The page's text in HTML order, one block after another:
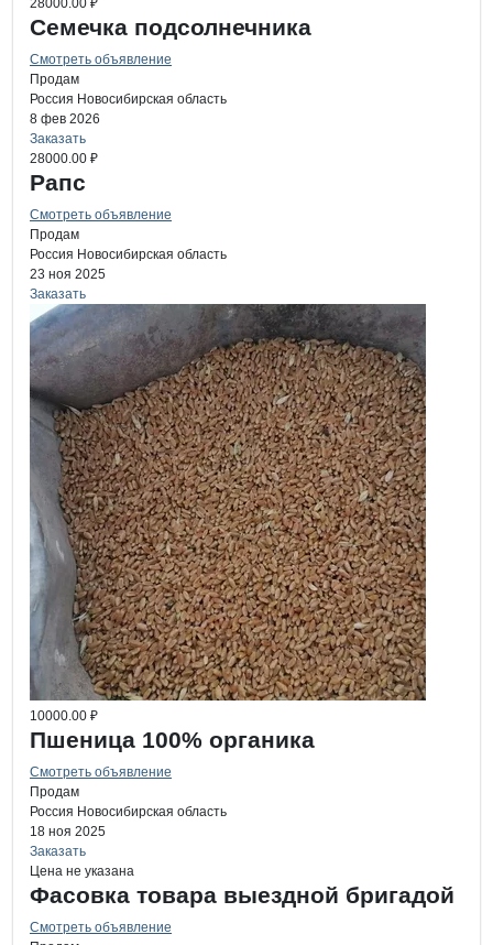
28000.00 ₽
Семечка подсолнечника
Смотреть объявление
Продам
Россия Новосибирская область
8 фев 2026
Заказать
28000.00 ₽
Рапс
Смотреть объявление
Продам
Россия Новосибирская область
23 ноя 2025
Заказать
10000.00 ₽
Пшеница 100% органика
Смотреть объявление
Продам
Россия Новосибирская область
18 ноя 2025
Заказать
Цена не указана
Фасовка товара выездной бригадой
Смотреть объявление